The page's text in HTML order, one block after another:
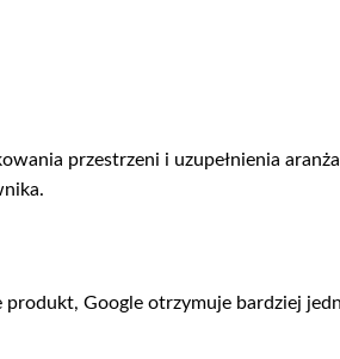
przestrzeni i uzupełnienia
Google otrzymuje bardziej